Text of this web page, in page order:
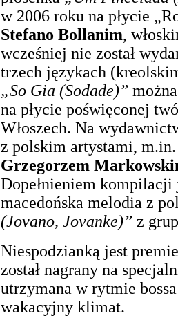
w 2006 roku na płycie
Stefano Bollanim,
wcześniej nie został
trzech językach
„So Gia (Sodade)”
na płycie poświęconej
Włoszech. Na
z polskim artystami,
Grzegorzem
Dopełnieniem kompilacji
macedońska melodia z
(Jovano, Jovanke)” z
Niespodzianką jest
został nagrany na
utrzymana w rytmie
wakacyjny klimat.